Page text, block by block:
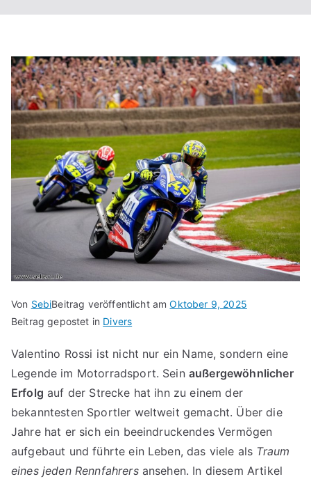
Von SebiBeitrag veröffentlicht amOktober 9, 2025
Beitrag gepostet in Divers
Valentino Rossi ist nicht nur ein Name, sondern eine
Legende im Motorradsport. Sein außergewöhnlicher
Erfolg auf der Strecke hat ihn zu einem der
bekanntesten Sportler weltweit gemacht. Über die
Jahre hat er sich ein beeindruckendes Vermögen
aufgebaut und führte ein Leben, das viele als Traum
eines jeden Rennfahrersansehen. In diesem Artikel